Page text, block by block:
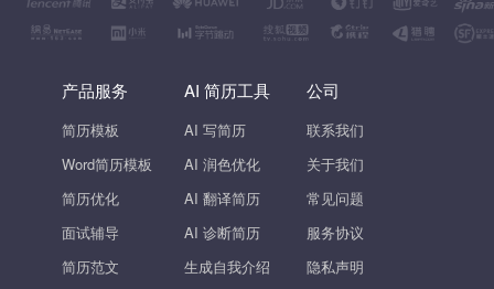
产品服务
简历模板
Word简历模板
简历优化
面试辅导
简历范文
AI 简历工具
AI 写简历
AI 润色优化
AI 翻译简历
AI 诊断简历
生成自我介绍
公司
联系我们
关于我们
常见问题
服务协议
隐私声明